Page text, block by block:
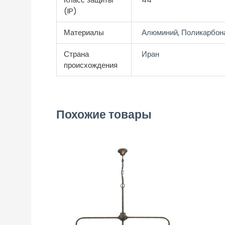
(IP)
Материалы Алюминий,
Страна
происхождения
Иран
Похожие товары